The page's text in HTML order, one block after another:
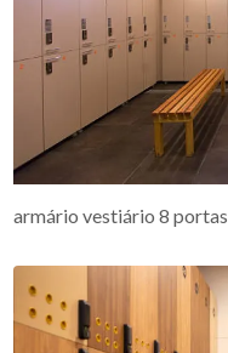
armário vestiário 8 portas